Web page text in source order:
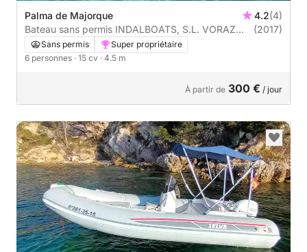
Palma de Majorque 4.2(4)
Bateau sans permis INDALBOATS, S.L. VORAZ
450 15cv
(2017)
Sans permis
Super propriétaire
6 personnes · 15 cv · 4.5 m
À partir de 300 € / jour